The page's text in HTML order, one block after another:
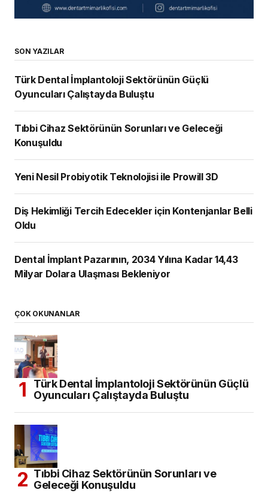
SON YAZILAR
Türk Dental İmplantoloji Sektörünün Güçlü
Oyuncuları Çalıştayda Buluştu
Tıbbi Cihaz Sektörünün Sorunları ve Geleceği
Konuşuldu
Yeni Nesil Probiyotik Teknolojisi ile Prowill 3D
Diş Hekimliği Tercih Edecekler için Kontenjanlar Belli
Oldu
Dental İmplant Pazarının, 2034 Yılına Kadar 14,43
Milyar Dolara Ulaşması Bekleniyor
ÇOK OKUNANLAR
Türk Dental İmplantoloji Sektörünün Güçlü
Oyuncuları Çalıştayda Buluştu
Tıbbi Cihaz Sektörünün Sorunları ve
Geleceği Konuşuldu